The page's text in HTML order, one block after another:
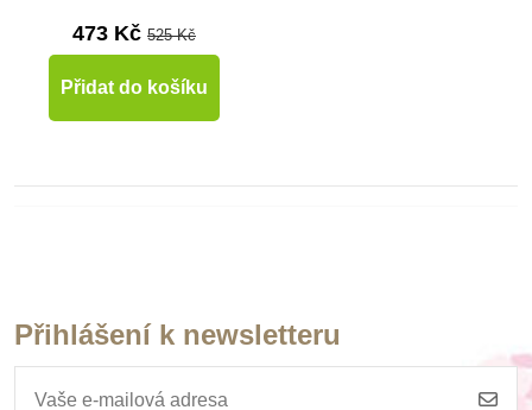
473 Kč 525 Kč
Přidat do košíku
Přihlášení k newsletteru